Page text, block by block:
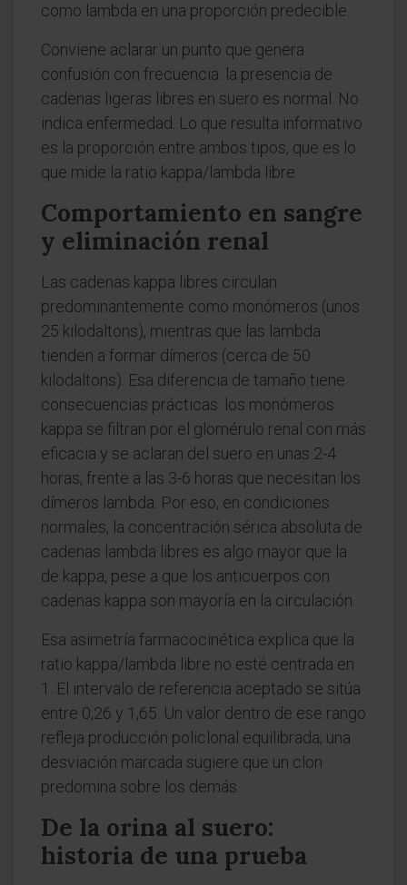
como lambda en una proporción predecible.
Conviene aclarar un punto que genera
confusión con frecuencia: la presencia de
cadenas ligeras libres en suero es normal. No
indica enfermedad. Lo que resulta informativo
es la proporción entre ambos tipos, que es lo
que mide la ratio kappa/lambda libre.
Comportamiento en sangre
y eliminación renal
Las cadenas kappa libres circulan
predominantemente como monómeros (unos
25 kilodaltons), mientras que las lambda
tienden a formar dímeros (cerca de 50
kilodaltons). Esa diferencia de tamaño tiene
consecuencias prácticas: los monómeros
kappa se filtran por el glomérulo renal con más
eficacia y se aclaran del suero en unas 2-4
horas, frente a las 3-6 horas que necesitan los
dímeros lambda. Por eso, en condiciones
normales, la concentración sérica absoluta de
cadenas lambda libres es algo mayor que la
de kappa, pese a que los anticuerpos con
cadenas kappa son mayoría en la circulación.
Esa asimetría farmacocinética explica que la
ratio kappa/lambda libre no esté centrada en
1. El intervalo de referencia aceptado se sitúa
entre 0,26 y 1,65. Un valor dentro de ese rango
refleja producción policlonal equilibrada; una
desviación marcada sugiere que un clon
predomina sobre los demás.
De la orina al suero:
historia de una prueba